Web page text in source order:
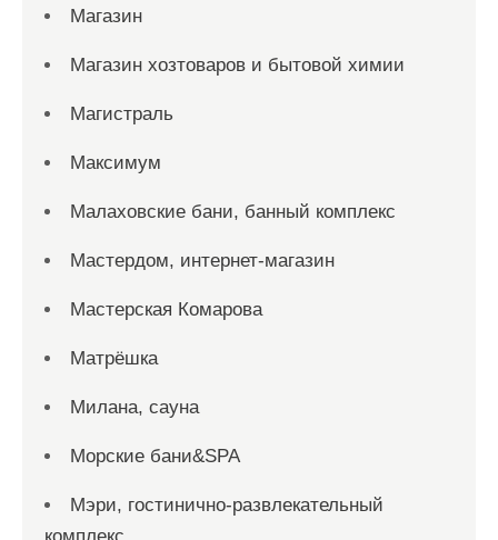
Магазин
Магазин хозтоваров и бытовой химии
Магистраль
Максимум
Малаховские бани, банный комплекс
Мастердом, интернет-магазин
Мастерская Комарова
Матрёшка
Милана, сауна
Морские бани&SPA
Мэри, гостинично-развлекательный